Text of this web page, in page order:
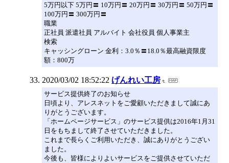
5万円以下 5万円〓 10万円〓 20万円〓 30万円〓 50万円〓
100万円〓 300万円〓
職業
正社員 派遣社員 アルバイト 会社役員 個人事業主
検索
キャッシングローン 金利：3.0％〓18.0％最高融資限度
額：800万
2020/03/02 18:52:22 げんれい工房
サービス提供終了のお知らせ
日頃より、アレスネットをご愛顧いただきまして誠にあ
りがとうございます。
「ホームページサービス」のサービス提供は2016年1月31
日をもちまして終了させていただきました。
これまで長らくご利用いただき、誠にありがとうござい
ました。
今後も、皆様によりよいサービスをご提供させていただ